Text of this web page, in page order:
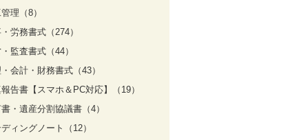
理（8）
労務書式（274）
監査書式（44）
会計・財務書式（43）
告書【スマホ＆PC対応】（19）
・遺産分割協議書（4）
ィングノート（12）